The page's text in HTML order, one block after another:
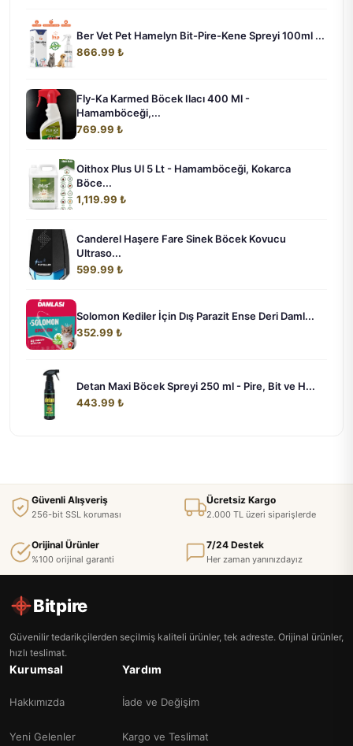
Ber Vet Pet Hamelyn Bit-Pire-Kene Spreyi 100ml ...
866.99 ₺
Fly-Ka Karmed Böcek Ilacı 400 Ml -
Hamamböceği,...
769.99 ₺
Oithox Plus Ul 5 Lt - Hamamböceği, Kokarca
Böce...
1,119.99 ₺
Canderel Haşere Fare Sinek Böcek Kovucu
Ultraso...
599.99 ₺
Solomon Kediler İçin Dış Parazit Ense Deri Daml...
352.99 ₺
Detan Maxi Böcek Spreyi 250 ml - Pire, Bit ve H...
443.99 ₺
Güvenli Alışveriş
256-bit SSL koruması
Ücretsiz Kargo
2.000 TL üzeri siparişlerde
Orijinal Ürünler
%100 orijinal garanti
7/24 Destek
Her zaman yanınızdayız
Bitpire
Güvenilir tedarikçilerden seçilmiş kaliteli ürünler, tek adreste. Orijinal ürünler,
hızlı teslimat.
Kurumsal
Hakkımızda
Yeni Gelenler
Yardım
İade ve Değişim
Kargo ve Teslimat